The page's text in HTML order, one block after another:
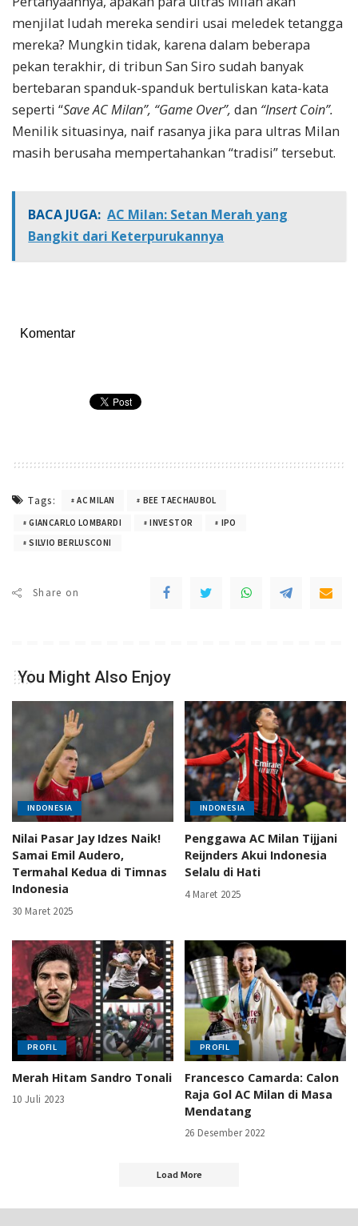
menjilat ludah mereka sendiri usai meledek tetangga
mereka? Mungkin tidak, karena dalam beberapa
pekan terakhir, di tribun San Siro sudah banyak
bertebaran spanduk-spanduk bertuliskan kata-kata
seperti “Save AC Milan”, “Game Over”, dan “Insert Coin”.
Menilik situasinya, naif rasanya jika para ultras Milan
masih berusaha mempertahankan “tradisi” tersebut.
BACA JUGA: AC Milan: Setan Merah yang
Bangkit dari Keterpurukannya
Komentar
Tags: AC MILAN
BEE TAECHAUBOL
GIANCARLO LOMBARDI
INVESTOR
IPO
SILVIO BERLUSCONI
Share on
You Might Also Enjoy
INDONESIA
Nilai Pasar Jay Idzes Naik!
Samai Emil Audero,
Termahal Kedua di Timnas
Indonesia
30 Maret 2025
INDONESIA
Penggawa AC Milan Tijjani
Reijnders Akui Indonesia
Selalu di Hati
4 Maret 2025
PROFIL
Merah Hitam Sandro Tonali
10 Juli 2023
PROFIL
Francesco Camarda: Calon
Raja Gol AC Milan di Masa
Mendatang
26 Desember 2022
Load More